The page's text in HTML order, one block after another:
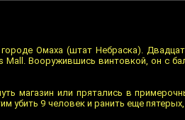
Омаха (штат Небраска).
Вооружившись винтовкой, он с
магазин или прятались в
убить 9 человек и ранить еще